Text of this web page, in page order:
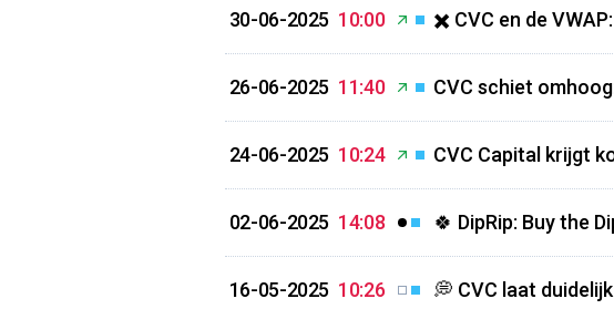
30-06-2025 10:00 ✖️ CVC en de
26-06-2025 11:40 CVC schiet
24-06-2025 10:24 CVC Capital krijgt
02-06-2025 14:08 🍀 DipRip: Buy the
16-05-2025 10:26 💭 CVC laat